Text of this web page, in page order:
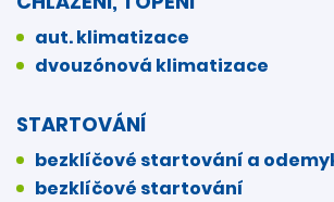
aut. klimatizace
dvouzónová klimatizace
STARTOVÁNÍ
bezklíčové startování a
bezklíčové startování